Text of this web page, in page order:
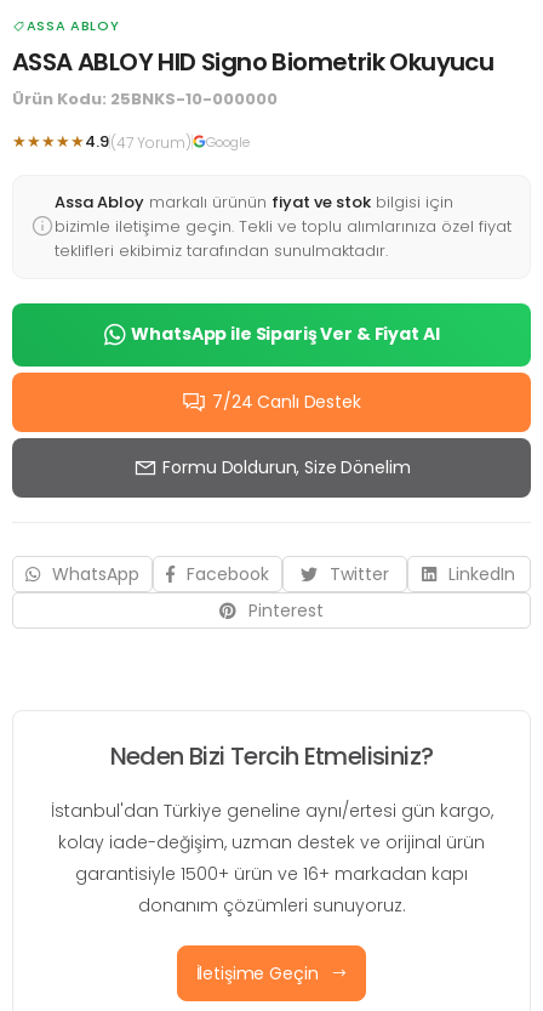
ASSA ABLOY
ASSA ABLOY HID Signo Biometrik Okuyucu
Ürün Kodu: 25BNKS-10-000000
★★★★★4.9(47 Yorum) Google
Assa Abloy markalı ürünün fiyat ve stok bilgisi için
bizimle iletişime geçin. Tekli ve toplu alımlarınıza özel fiyat
teklifleri ekibimiz tarafından sunulmaktadır.
WhatsApp ile Sipariş Ver & Fiyat Al
7/24 Canlı Destek
Formu Doldurun, Size Dönelim
WhatsApp Facebook Twitter
LinkedIn
Pinterest
Neden Bizi Tercih Etmelisiniz?
İstanbul'dan Türkiye geneline aynı/ertesi gün kargo,
kolay iade-değişim, uzman destek ve orijinal ürün
garantisiyle 1500+ ürün ve 16+ markadan kapı
donanım çözümleri sunuyoruz.
İletişime Geçin